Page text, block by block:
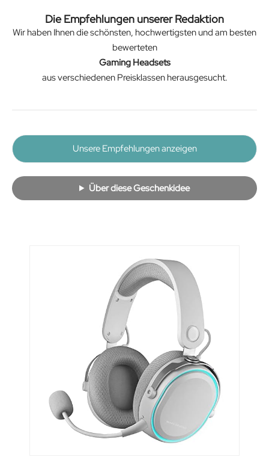
Die Empfehlungen unserer Redaktion
Wir haben Ihnen die schönsten, hochwertigsten und am besten
bewerteten
Gaming Headsets
aus verschiedenen Preisklassen herausgesucht.
Unsere Empfehlungen anzeigen
Über diese Geschenkidee